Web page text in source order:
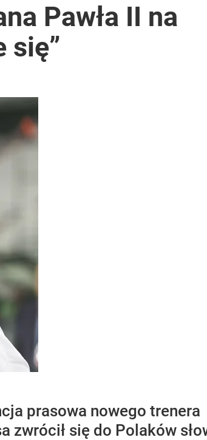
Pawła II na
się”
prasowa nowego trenera
zwrócił się do Polaków